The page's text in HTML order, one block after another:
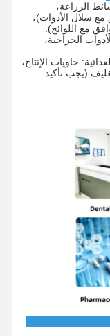
الزراعة،
سلال الأدوات)،
مع اللوائح).
الجراحية،
حاويات الإنتاج،
(يجب تأكيد